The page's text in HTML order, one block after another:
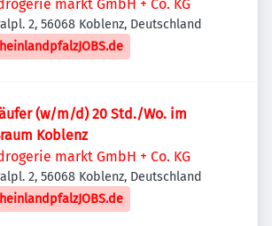
markt GmbH + Co. KG
2, 56068 Koblenz, Deutschland
(w/m/d) 20 Std./Wo. im
Koblenz
markt GmbH + Co. KG
2, 56068 Koblenz, Deutschland